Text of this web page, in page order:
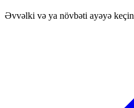
Əvvəlki və ya növbəti ayəyə keçin